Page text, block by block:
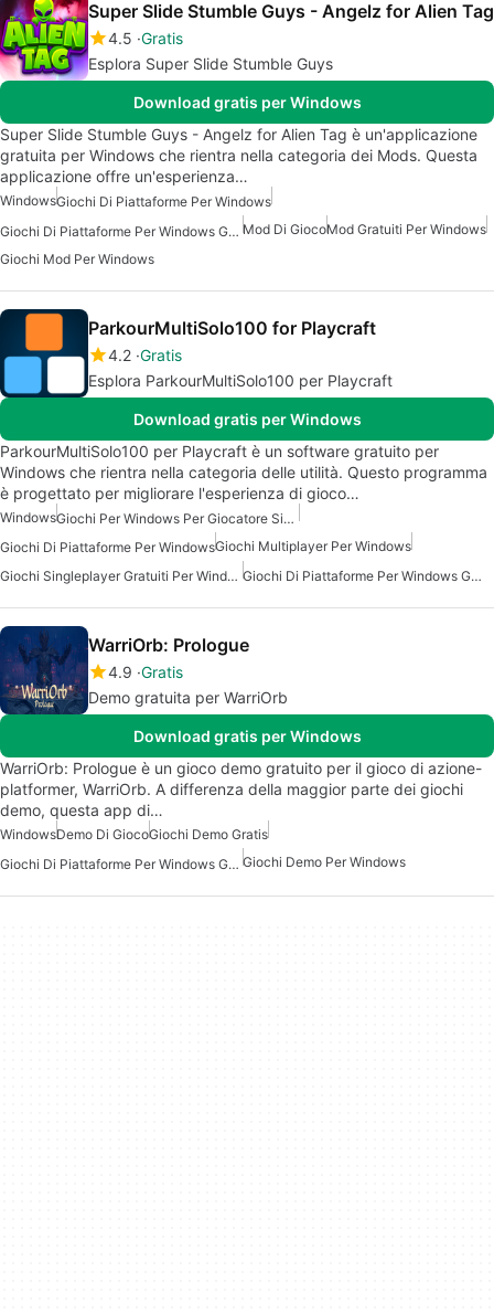
Super Slide Stumble Guys - Angelz for Alien Tag
4.5 Gratis
Esplora Super Slide Stumble Guys
Download gratis per Windows
Super Slide Stumble Guys - Angelz for Alien Tag è un'applicazione
gratuita per Windows che rientra nella categoria dei Mods. Questa
applicazione offre un'esperienza…
WindowsGiochi Di Piattaforme Per Windows
Giochi Di Piattaforme Per Windows Gratuiti Mod Di GiocoMod Gratuiti Per Windows
Giochi Mod Per Windows
ParkourMultiSolo100 for Playcraft
4.2 Gratis
Esplora ParkourMultiSolo100 per Playcraft
Download gratis per Windows
ParkourMultiSolo100 per Playcraft è un software gratuito per
Windows che rientra nella categoria delle utilità. Questo programma
è progettato per migliorare l'esperienza di gioco…
Windows
Giochi Per Windows Per Giocatore Singolo
Giochi Di Piattaforme Per WindowsGiochi Multiplayer Per Windows
Giochi Singleplayer Gratuiti Per Windows
Giochi Di Piattaforme Per Windows Gratuiti
WarriOrb: Prologue
4.9 Gratis
Demo gratuita per WarriOrb
Download gratis per Windows
WarriOrb: Prologue è un gioco demo gratuito per il gioco di azione-
platformer, WarriOrb. A differenza della maggior parte dei giochi
demo, questa app di…
WindowsDemo Di GiocoGiochi Demo Gratis
Giochi Di Piattaforme Per Windows Gratuiti Giochi Demo Per Windows